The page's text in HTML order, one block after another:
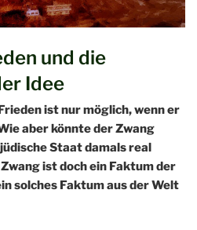
und die
Idee
ist nur möglich, wenn er
aber könnte der Zwang
Staat damals real
ist doch ein Faktum der
solches Faktum aus der Welt